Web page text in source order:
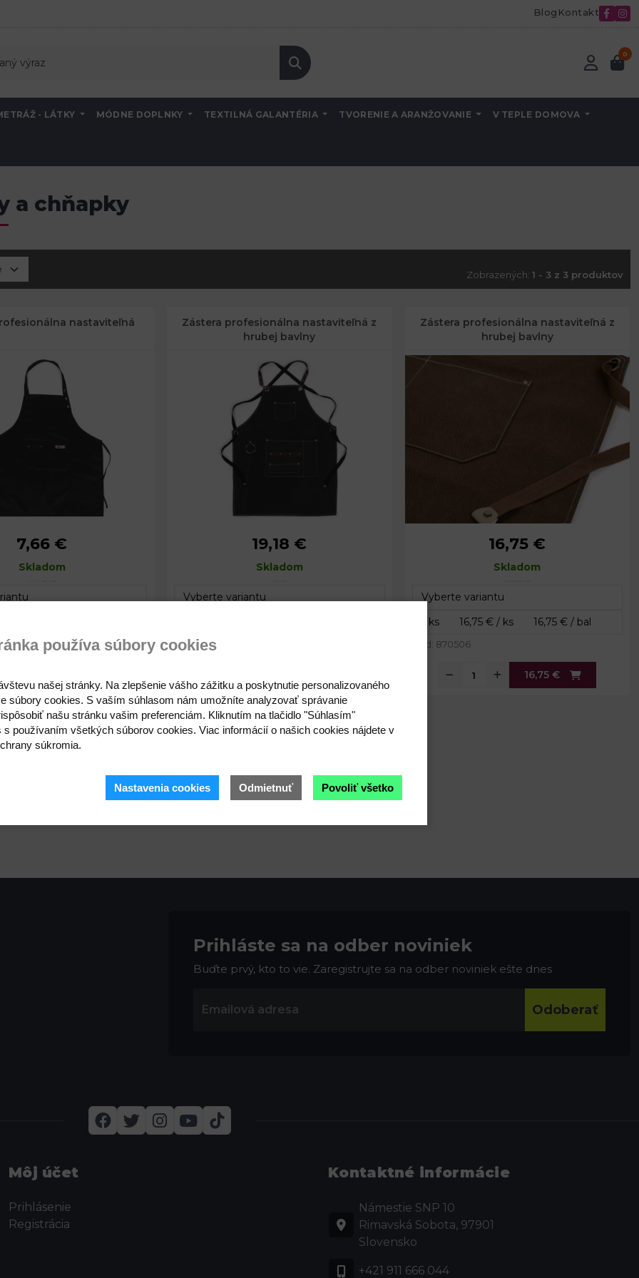
Blog Kontakt
0
- LÁTKY MÓDNE DOPLNKY TEXTILNÁ GALANTÉRIA TVORENIE A ARANŽOVANIE V TEPLE DOMOVA
a chňapky
Zobrazených: 1 - 3 z 3 produktov
nastaviteľná
70 x 80 cm
7,66 €
Skladom
Zástera profesionálna nastaviteľná z
hrubej bavlny
60 x 78 cm
19,18 €
Skladom
Kód: 870507
Zástera profesionálna nastaviteľná z
hrubej bavlny
60 x 78 cm
16,75 €
Skladom
Kód: 870506
16,75 €
Prihláste sa na odber noviniek
Buďte prvý, kto to vie. Zaregistrujte sa na odber noviniek ešte dnes
Odoberať
Môj účet
Prihlásenie
Registrácia
Kontaktné informácie
Námestie SNP 10
Rimavská Sobota, 97901
Slovensko
+421 911 666 044
používa súbory cookies
našej stránky. Na zlepšenie vášho zážitku a poskytnutie personalizovaného
súbory cookies. S vaším súhlasom nám umožníte analyzovať správanie
našu stránku vašim preferenciám. Kliknutím na tlačidlo "Súhlasím"
s používaním všetkých súborov cookies. Viac informácií o našich cookies nájdete v
súkromia.
Nastavenia cookies Odmietnuť Povoliť všetko